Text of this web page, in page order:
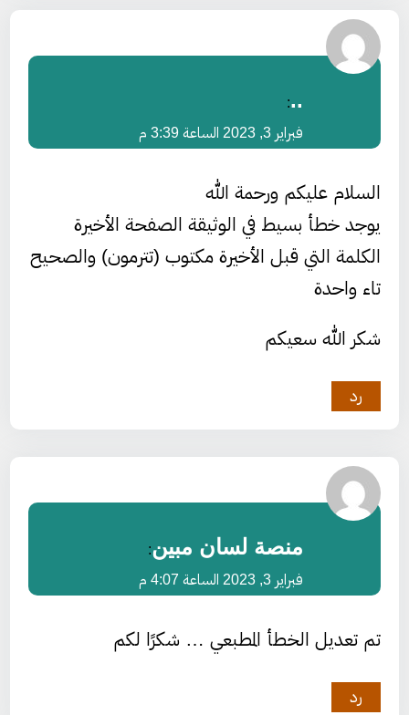
..
:
فبراير 3, 2023 الساعة 3:39 م
السلام عليكم ورحمة الله
يوجد خطأ بسيط في الوثيقة الصفحة الأخيرة
الكلمة التي قبل الأخيرة مكتوب (تترمون) والصحيح
تاء واحدة
شكر الله سعيكم
رد
منصة لسان مبين:
فبراير 3, 2023 الساعة 4:07 م
تم تعديل الخطأ المطبعي … شكرًا لكم
رد